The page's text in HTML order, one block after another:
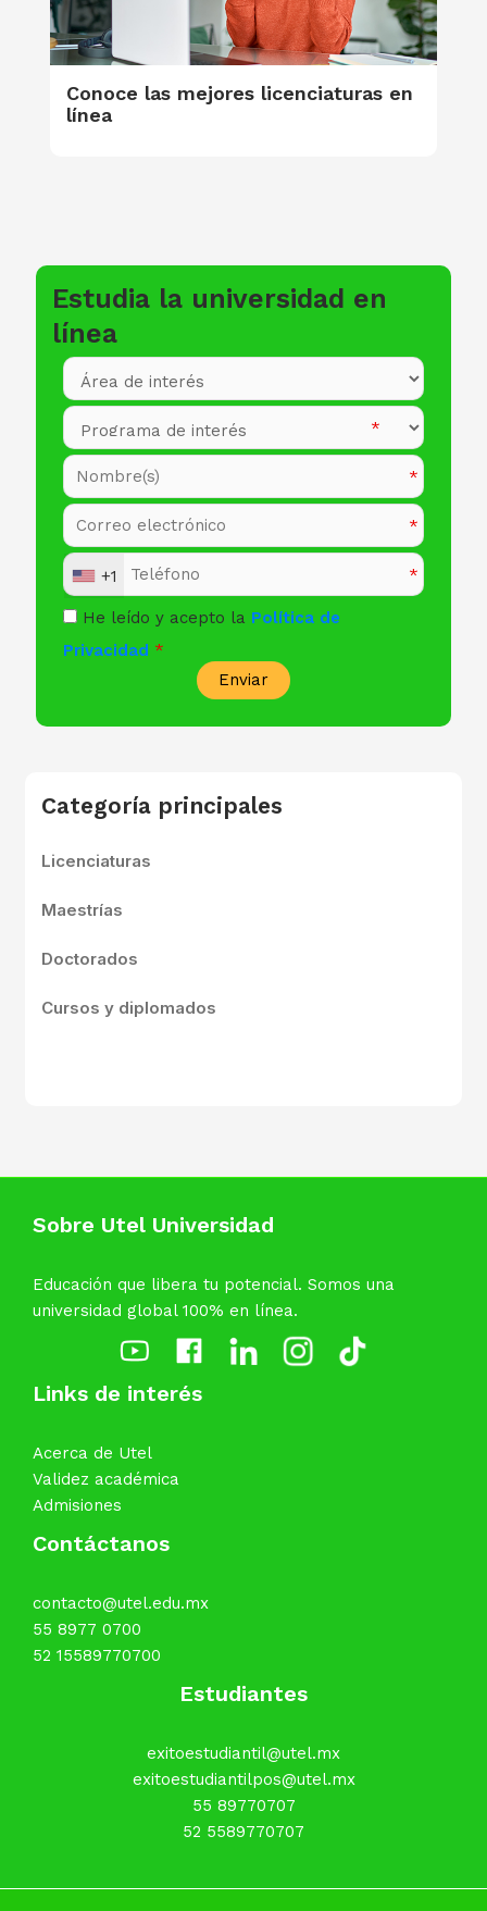
Conoce las mejores licenciaturas en
línea
Estudia la universidad en
línea
+1
He leído y acepto la Política de
Privacidad
Enviar
Categoría principales
Licenciaturas
Maestrías
Doctorados
Cursos y diplomados
Sobre Utel Universidad
Educación que libera tu potencial. Somos una
universidad global 100% en línea.
Links de interés
Acerca de Utel
Validez académica
Admisiones
Contáctanos
contacto@utel.edu.mx
55 8977 0700
52 15589770700
Estudiantes
exitoestudiantil@utel.mx
exitoestudiantilpos@utel.mx
55 89770707
52 5589770707